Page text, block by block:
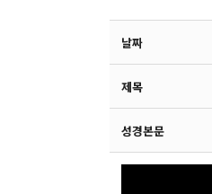
날짜
제목
성경본문